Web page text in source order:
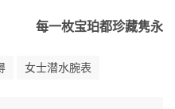
每一枚宝珀都珍藏隽永
女士潜水腕表